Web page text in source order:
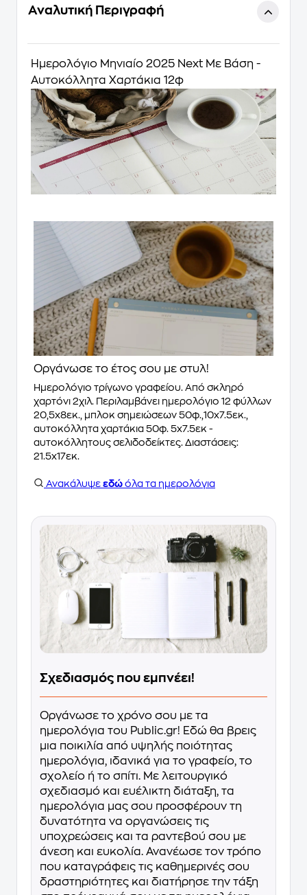
Αναλυτική Περιγραφή
Ημερολόγιο Μηνιαίο 2025 Next Με Βάση -
Αυτοκόλλητα Χαρτάκια 12φ
Οργάνωσε το έτος σου με στυλ!
Ημερολόγιο τρίγωνο γραφείου. Από σκληρό
χαρτόνι 2χιλ. Περιλαμβάνει ημερολόγιο 12 φύλλων
20,5x8εκ., μπλοκ σημειώσεων 50φ.,10x7.5εκ.,
αυτοκόλλητα χαρτάκια 50φ. 5x7.5εκ -
αυτοκόλλητους σελιδοδείκτες. Διαστάσεις:
21.5x17εκ.
Ανακάλυψε εδώ όλα τα ημερολόγια
Σχεδιασμός που εμπνέει!
Οργάνωσε το χρόνο σου με τα
ημερολόγια του Public.gr! Εδώ θα βρεις
μια ποικιλία από υψηλής ποιότητας
ημερολόγια, ιδανικά για το γραφείο, το
σχολείο ή το σπίτι. Με λειτουργικό
σχεδιασμό και ευέλικτη διάταξη, τα
ημερολόγια μας σου προσφέρουν τη
δυνατότητα να οργανώσεις τις
υποχρεώσεις και τα ραντεβού σου με
άνεση και ευκολία. Ανανέωσε τον τρόπο
που καταγράφεις τις καθημερινές σου
δραστηριότητες και διατήρησε την τάξη